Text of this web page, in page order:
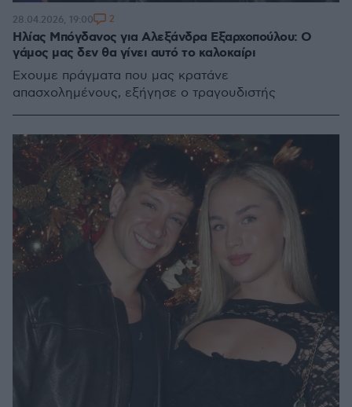
Ηλίας Μπόγδανος για Αλεξάνδρα Εξαρχοπούλου: Ο
γάμος μας δεν θα γίνει αυτό το καλοκαίρι
Έχουμε πράγματα που μας κρατάνε
απασχολημένους, εξήγησε ο τραγουδιστής
28.04.2026, 19:00 2